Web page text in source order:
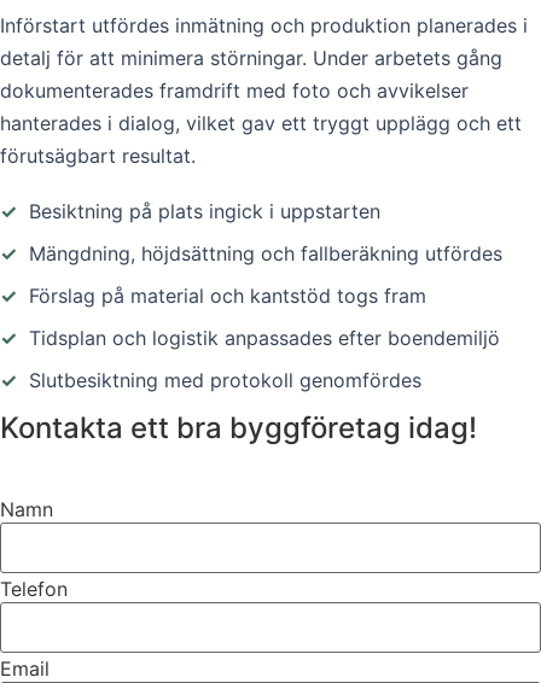
Införstart utfördes inmätning och produktion planerades i
detalj för att minimera störningar. Under arbetets gång
dokumenterades framdrift med foto och avvikelser
hanterades i dialog, vilket gav ett tryggt upplägg och ett
förutsägbart resultat.
✓ Besiktning på plats ingick i uppstarten
✓ Mängdning, höjdsättning och fallberäkning utfördes
✓ Förslag på material och kantstöd togs fram
✓ Tidsplan och logistik anpassades efter boendemiljö
✓ Slutbesiktning med protokoll genomfördes
Kontakta ett bra byggföretag idag!
Namn
Telefon
Email